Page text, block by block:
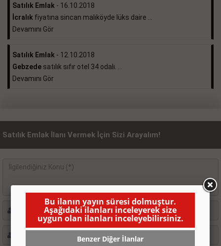
Satılık Emlak - 16.10.2018
İcralık fiyatına sincan malıköyde lüks daire ...
Devamını Gör
Satılık Emlak - 12.10.2018
Gebzede satılık sıfır otel 34 odalı. ...
Devamını Gör
Satılık Emlak İlanı Vermek İçin Sizi Arayalım!
Bu ilanın yayın süresi dolmuştur.
Aşağıdaki ilanları inceleyerek size
uygun olan ilanları inceleyebilirsiniz.
Benzer Diğer İlanlar